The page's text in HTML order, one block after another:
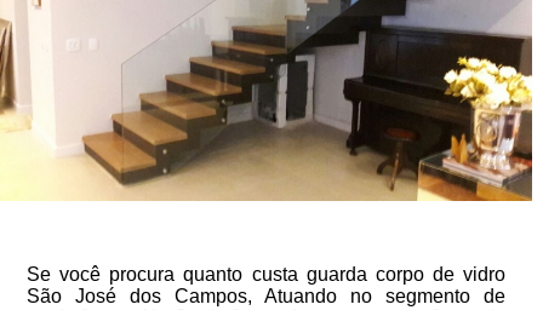
Se você procura quanto custa guarda corpo de vidro
São José dos Campos, Atuando no segmento de